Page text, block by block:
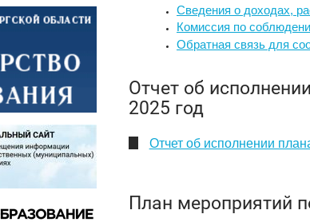
Сведения о доходах,
Комиссия по
Обратная связь для
Отчет об
2025 год
Отчет об исполнении
План мероприятий